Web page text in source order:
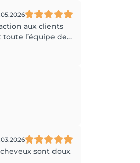
aux clients
l’équipe de...
sont doux